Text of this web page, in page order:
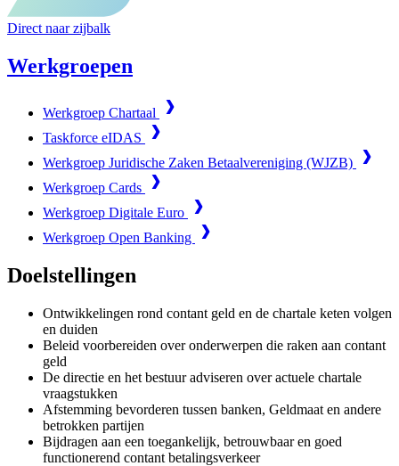
Direct naar zijbalk
Werkgroepen
Werkgroep Chartaal
Taskforce eIDAS
Werkgroep Juridische Zaken Betaalvereniging (WJZB)
Werkgroep Cards
Werkgroep Digitale Euro
Werkgroep Open Banking
Doelstellingen
Ontwikkelingen rond contant geld en de chartale keten volgen
en duiden
Beleid voorbereiden over onderwerpen die raken aan contant
geld
De directie en het bestuur adviseren over actuele chartale
vraagstukken
Afstemming bevorderen tussen banken, Geldmaat en andere
betrokken partijen
Bijdragen aan een toegankelijk, betrouwbaar en goed
functionerend contant betalingsverkeer